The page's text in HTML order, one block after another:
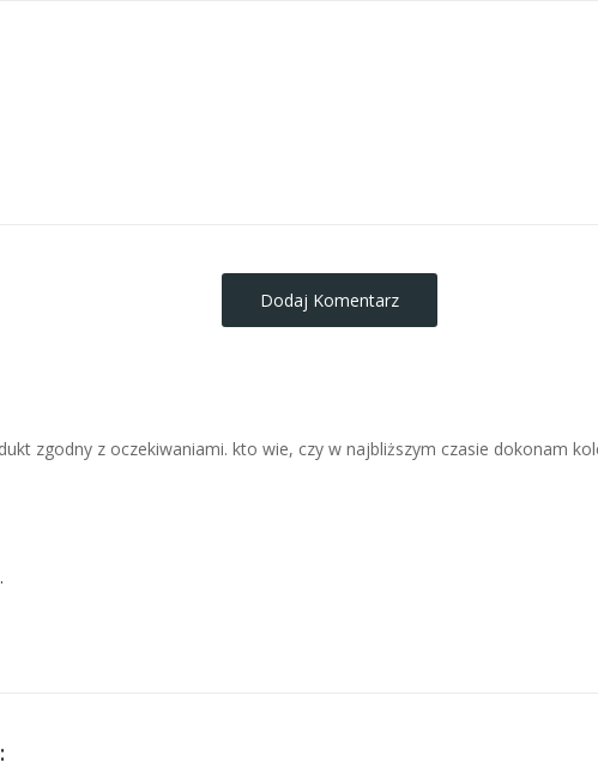
Dodaj Komentarz
zgodny z oczekiwaniami. kto wie, czy w najbliższym czasie dokonam